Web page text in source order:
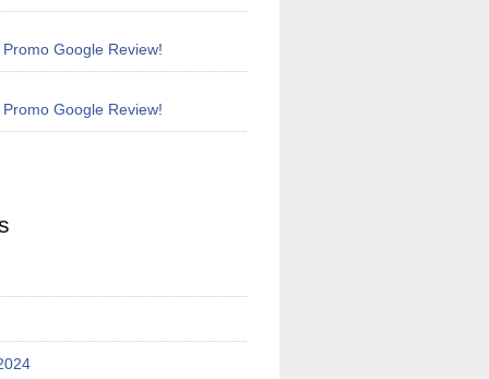
Promo Google Review!
Promo Google Review!